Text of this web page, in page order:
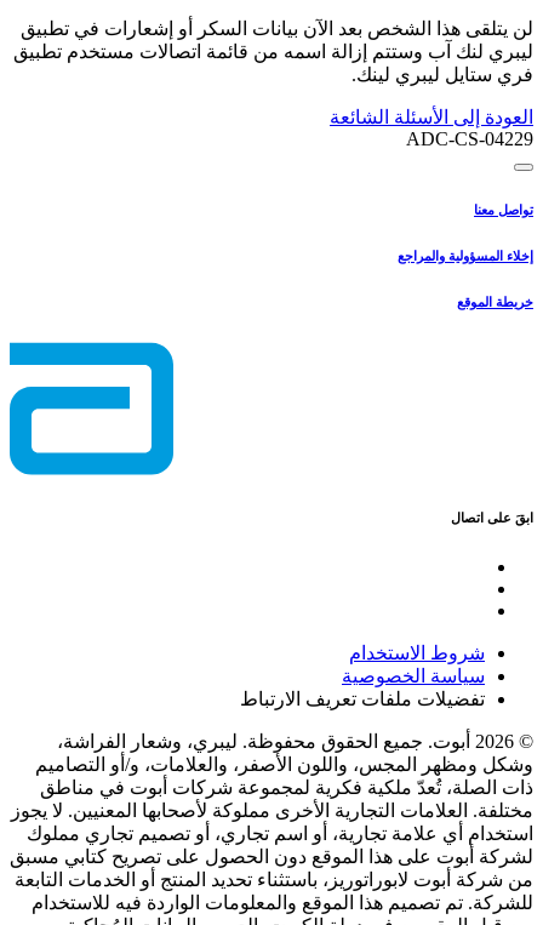
لن يتلقى هذا الشخص بعد الآن بيانات السكر أو إشعارات في تطبيق
ليبري لنك آب وستتم إزالة اسمه من قائمة اتصالات مستخدم تطبيق
فري ستايل ليبري لينك.
العودة إلى الأسئلة الشائعة
ADC-CS-04229
تواصل معنا
إخلاء المسؤولية والمراجع
خريطة الموقع
ابقَ على اتصال
شروط الاستخدام
سياسة الخصوصية
تفضيلات ملفات تعريف الارتباط
© 2026 أبوت. جميع الحقوق محفوظة. ليبري، وشعار الفراشة،
وشكل ومظهر المجس، واللون الأصفر، والعلامات، و/أو التصاميم
ذات الصلة، تُعدّ ملكية فكرية لمجموعة شركات أبوت في مناطق
مختلفة. العلامات التجارية الأخرى مملوكة لأصحابها المعنيين. لا يجوز
استخدام أي علامة تجارية، أو اسم تجاري، أو تصميم تجاري مملوك
لشركة أبوت على هذا الموقع دون الحصول على تصريح كتابي مسبق
من شركة أبوت لابوراتوريز، باستثناء تحديد المنتج أو الخدمات التابعة
للشركة. تم تصميم هذا الموقع والمعلومات الواردة فيه للاستخدام